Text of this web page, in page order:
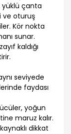
yüklü çanta
ve oturuş
Kör nokta
sunar.
kaldığı
seviyede
faydası
yoğun
maruz kalır.
dikkat